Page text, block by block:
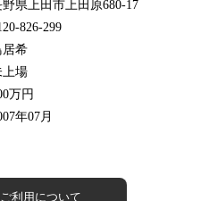
野県上田市上田原680-17
826-299
居希
上場
万円
年07月
利用について